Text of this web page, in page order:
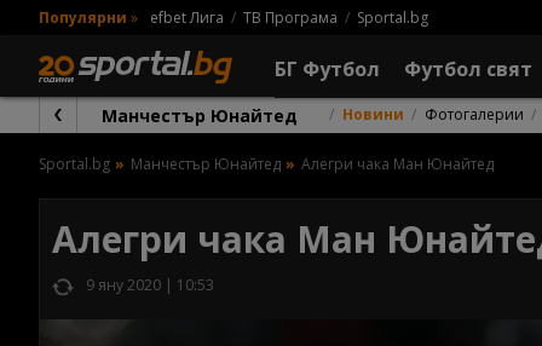
Популярни » efbet Лига ТВ Програма Sportal.bg
БГ Футбол Футбол свят
Манчестър Юнайтед Новини Фотогалерии
Sportal.bg Манчестър Юнайтед Алегри чака Ман Юнайтед
Алегри чака Ман
9 яну 2020 | 10:53